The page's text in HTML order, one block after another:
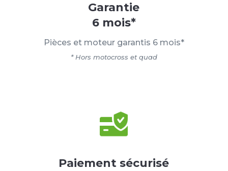
Garantie
6 mois*
Pièces et moteur garantis 6 mois*
* Hors motocross et quad
Paiement sécurisé